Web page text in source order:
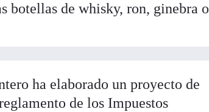
botellas de whisky, ron, ginebra o
ha elaborado un proyecto de
de los Impuestos